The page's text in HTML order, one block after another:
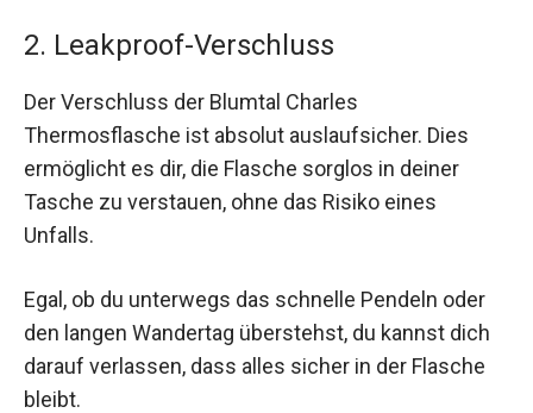
2. Leakproof-Verschluss
Der Verschluss der Blumtal Charles
Thermosflasche ist absolut auslaufsicher. Dies
ermöglicht es dir, die Flasche sorglos in deiner
Tasche zu verstauen, ohne das Risiko eines
Unfalls.
Egal, ob du unterwegs das schnelle Pendeln oder
den langen Wandertag überstehst, du kannst dich
darauf verlassen, dass alles sicher in der Flasche
bleibt.